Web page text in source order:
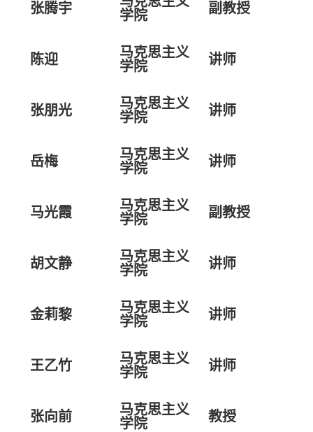
张腾宇
学院
副教授
陈迎
马克思主义
学院
讲师
张朋光
马克思主义
学院
讲师
岳梅
马克思主义
学院
讲师
马光霞
马克思主义
学院
副教授
胡文静
马克思主义
学院
讲师
金莉黎
马克思主义
学院
讲师
王乙竹
马克思主义
学院
讲师
张向前
马克思主义
学院
教授